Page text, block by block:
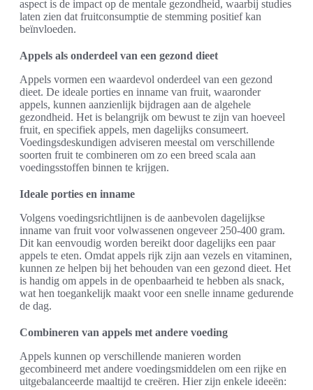
aspect is de impact op de mentale gezondheid, waarbij studies
laten zien dat fruitconsumptie de stemming positief kan
beïnvloeden.
Appels als onderdeel van een gezond dieet
Appels vormen een waardevol onderdeel van een gezond
dieet. De ideale porties en inname van fruit, waaronder
appels, kunnen aanzienlijk bijdragen aan de algehele
gezondheid. Het is belangrijk om bewust te zijn van hoeveel
fruit, en specifiek appels, men dagelijks consumeert.
Voedingsdeskundigen adviseren meestal om verschillende
soorten fruit te combineren om zo een breed scala aan
voedingsstoffen binnen te krijgen.
Ideale porties en inname
Volgens voedingsrichtlijnen is de aanbevolen dagelijkse
inname van fruit voor volwassenen ongeveer 250-400 gram.
Dit kan eenvoudig worden bereikt door dagelijks een paar
appels te eten. Omdat appels rijk zijn aan vezels en vitaminen,
kunnen ze helpen bij het behouden van een gezond dieet. Het
is handig om appels in de openbaarheid te hebben als snack,
wat hen toegankelijk maakt voor een snelle inname gedurende
de dag.
Combineren van appels met andere voeding
Appels kunnen op verschillende manieren worden
gecombineerd met andere voedingsmiddelen om een rijke en
uitgebalanceerde maaltijd te creëren. Hier zijn enkele ideeën: